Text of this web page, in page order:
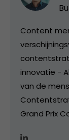
Content
innovatie -
van de
Grand Prix